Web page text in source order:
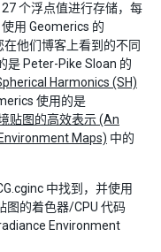
个浮点值进行存储，每
用 Geomerics 的
他们博客上看到的不同
是 Peter-Pike Sloan 的
Harmonics (SH)
使用的是
贴图的高效表示 (An
Maps) 中的
中找到，并使用
图的着色器/CPU 代码
Environment